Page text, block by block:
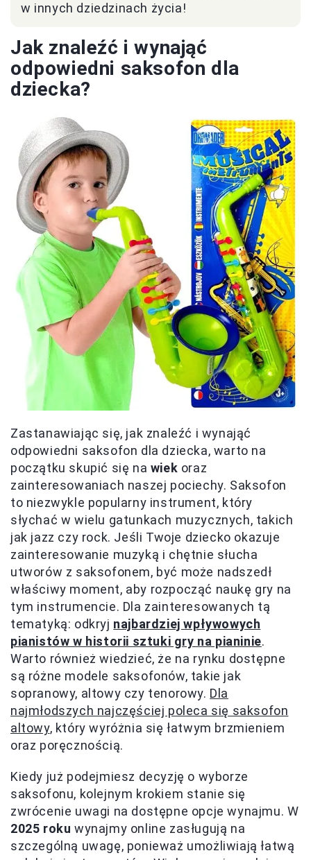
w innych dziedzinach życia!
Jak znaleźć i wynająć
odpowiedni saksofon dla
dziecka?
Zastanawiając się, jak znaleźć i wynająć
odpowiedni saksofon dla dziecka, warto na
początku skupić się na wiek oraz
zainteresowaniach naszej pociechy. Saksofon
to niezwykle popularny instrument, który
słychać w wielu gatunkach muzycznych, takich
jak jazz czy rock. Jeśli Twoje dziecko okazuje
zainteresowanie muzyką i chętnie słucha
utworów z saksofonem, być może nadszedł
właściwy moment, aby rozpocząć naukę gry na
tym instrumencie. Dla zainteresowanych tą
tematyką: odkryj najbardziej wpływowych
pianistów w historii sztuki gry na pianinie.
Warto również wiedzieć, że na rynku dostępne
są różne modele saksofonów, takie jak
sopranowy, altowy czy tenorowy. Dla
najmłodszych najczęściej poleca się saksofon
altowy, który wyróżnia się łatwym brzmieniem
oraz poręcznością.
Kiedy już podejmiesz decyzję o wyborze
saksofonu, kolejnym krokiem stanie się
zwrócenie uwagi na dostępne opcje wynajmu. W
2025 roku wynajmy online zasługują na
szczególną uwagę, ponieważ umożliwiają łatwą